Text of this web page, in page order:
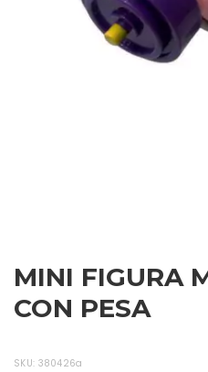
MINI FIGURA
CON PESA
SKU: 380426a